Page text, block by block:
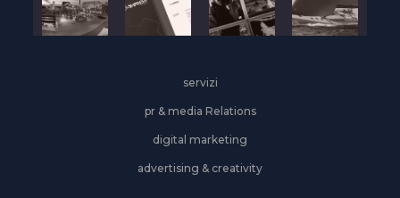
servizi
pr & media Relations
digital marketing
advertising & creativity